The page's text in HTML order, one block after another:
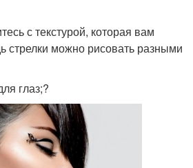
с текстурой, которая вам
стрелки можно рисовать разными
глаз;?